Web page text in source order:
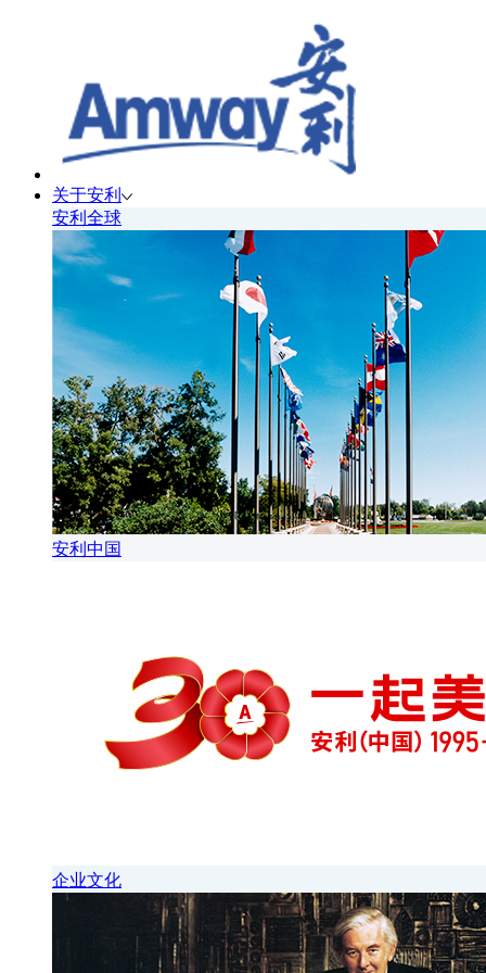
关于安利
安利全球
安利中国
企业文化